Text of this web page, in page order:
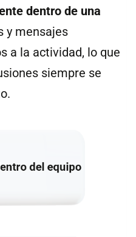
dentro de una
y mensajes
a la actividad, lo que
siempre se